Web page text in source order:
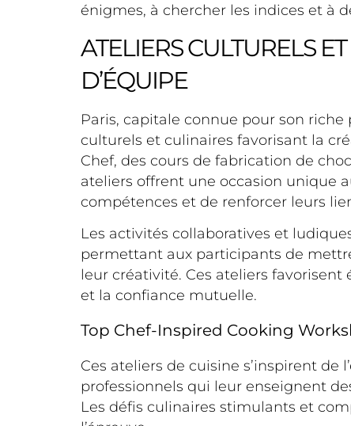
énigmes, à chercher les indices et à
ATELIERS CULTURELS
D’ÉQUIPE
Paris, capitale connue pour son
culturels et culinaires favorisant la
Chef, des cours de fabrication de
ateliers offrent une occasion unique
compétences et de renforcer leurs
Les activités collaboratives et
permettant aux participants de
leur créativité. Ces ateliers
et la confiance mutuelle.
Top Chef-Inspired Cooking
Ces ateliers de cuisine s’inspirent de
professionnels qui leur enseignent
Les défis culinaires stimulants et